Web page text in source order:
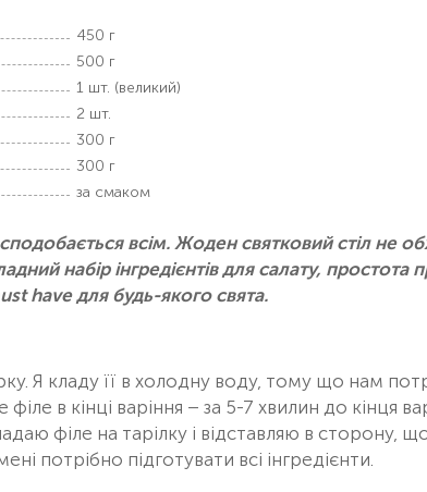
450 г
500 г
1 шт. (великий)
2 шт.
300 г
300 г
за смаком
всім. Жоден святковий стіл не
набір інгредієнтів для салату, простота
have для будь-якого свята.
Я кладу її в холодну воду, тому що нам
в кінці варіння – за 5-7 хвилин до кінця
філе на тарілку і відставляю в сторону,
потрібно підготувати всі інгредієнти.